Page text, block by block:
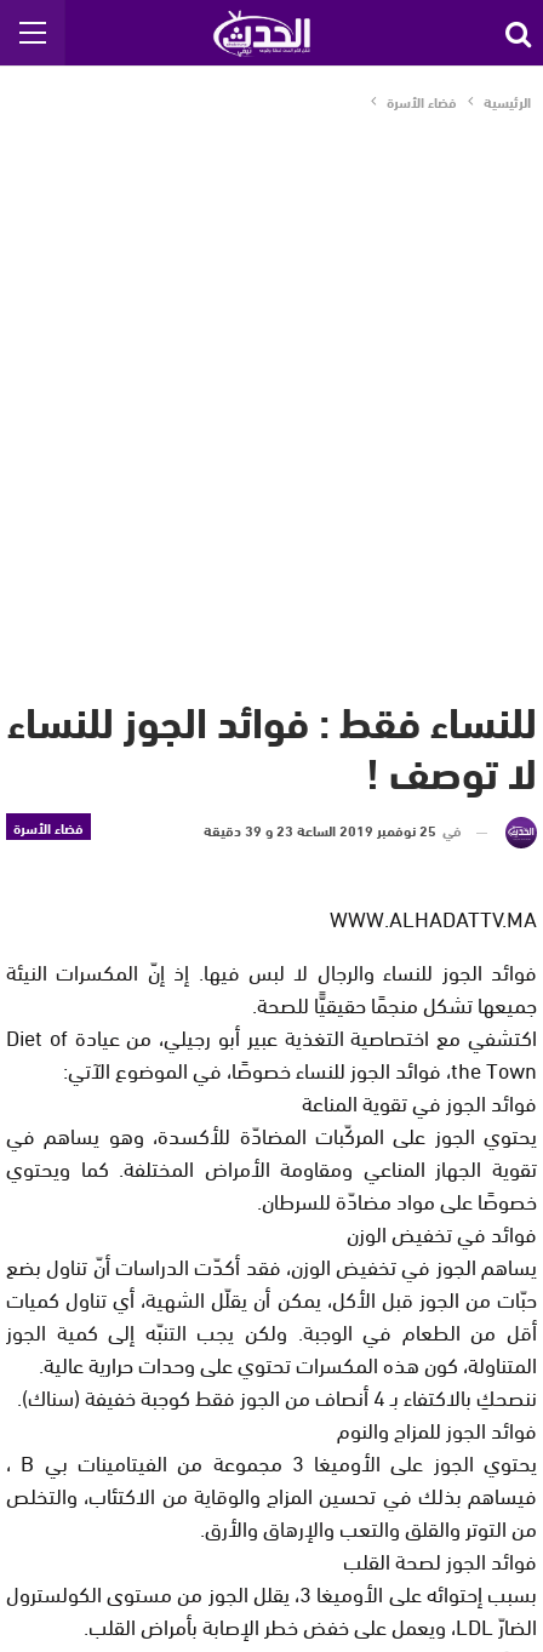
الرئيسية فضاء الأسرة
للنساء فقط : فوائد الجوز للنساء
لا توصف !
فضاء الأسرة في 25 نوفمبر 2019 الساعة 23 و 39 دقيقة
WWW.ALHADATTV.MA
فوائد الجوز للنساء والرجال لا لبس فيها. إذ إنّ المكسرات النيئة
جميعها تشكل منجمًا حقيقيًّا للصحة.
اكتشفي مع اختصاصية التغذية عبير أبو رجيلي، من عيادة Diet of
the Town، فوائد الجوز للنساء خصوصًا، في الموضوع الآتي:
فوائد الجوز في تقوية المناعة
يحتوي الجوز على المركّبات المضادّة للأكسدة، وهو يساهم في
تقوية الجهاز المناعي ومقاومة الأمراض المختلفة. كما ويحتوي
خصوصًا على مواد مضادّة للسرطان.
فوائد في تخفيض الوزن
يساهم الجوز في تخفيض الوزن، فقد أكدّت الدراسات أنّ تناول بضع
حبّات من الجوز قبل الأكل، يمكن أن يقلّل الشهية، أي تناول كميات
أقل من الطعام في الوجبة. ولكن يجب التنبّه إلى كمية الجوز
المتناولة، كون هذه المكسرات تحتوي على وحدات حرارية عالية.
ننصحكِ بالاكتفاء بـ 4 أنصاف من الجوز فقط كوجبة خفيفة (سناك).
فوائد الجوز للمزاج والنوم
يحتوي الجوز على الأوميغا 3 مجموعة من الفيتامينات بي B ،
فيساهم بذلك في تحسين المزاج والوقاية من الاكتئاب، والتخلص
من التوتر والقلق والتعب والإرهاق والأرق.
فوائد الجوز لصحة القلب
بسبب إحتوائه على الأوميغا 3، يقلل الجوز من مستوى الكولسترول
الضارّ LDL، ويعمل على خفض خطر الإصابة بأمراض القلب.